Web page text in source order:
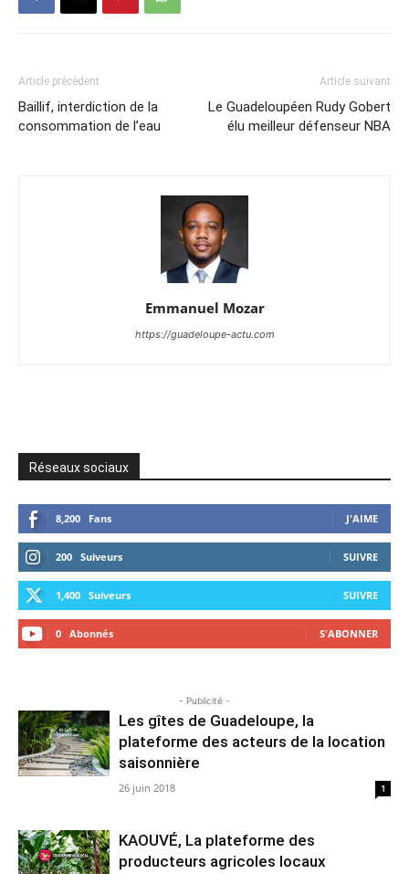
Article précédent
Baillif, interdiction de la
consommation de l’eau
Article suivant
Le Guadeloupéen Rudy Gobert
élu meilleur défenseur NBA
Emmanuel Mozar
https://guadeloupe-actu.com
Réseaux sociaux
8,200 Fans J'AIME
200 Suiveurs SUIVRE
1,400 Suiveurs SUIVRE
0 Abonnés S'ABONNER
- Publicité -
Les gîtes de Guadeloupe, la
plateforme des acteurs de la location
saisonnière
26 juin 2018 1
KAOUVÉ, La plateforme des
producteurs agricoles locaux